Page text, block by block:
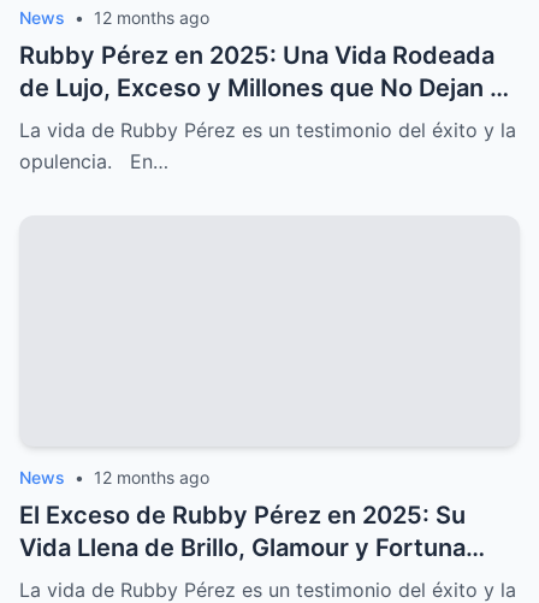
News • 12 months ago
Rubby Pérez en 2025: Una Vida Rodeada
de Lujo, Exceso y Millones que No Dejan de
Crecer
La vida de Rubby Pérez es un testimonio del éxito y la
opulencia. En…
News • 12 months ago
El Exceso de Rubby Pérez en 2025: Su
Vida Llena de Brillo, Glamour y Fortuna
Irreal
La vida de Rubby Pérez es un testimonio del éxito y la